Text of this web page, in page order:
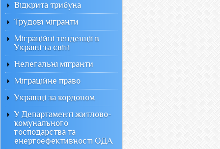
Відкрита трибуна
Трудові мігранти
Міграційні тенденції в
Україні та світі
Нелегальні мігранти
Міграційне право
Українці за кордоном
У Департаменті житлово-
комунального
господарства та
енергоефективності ОДА